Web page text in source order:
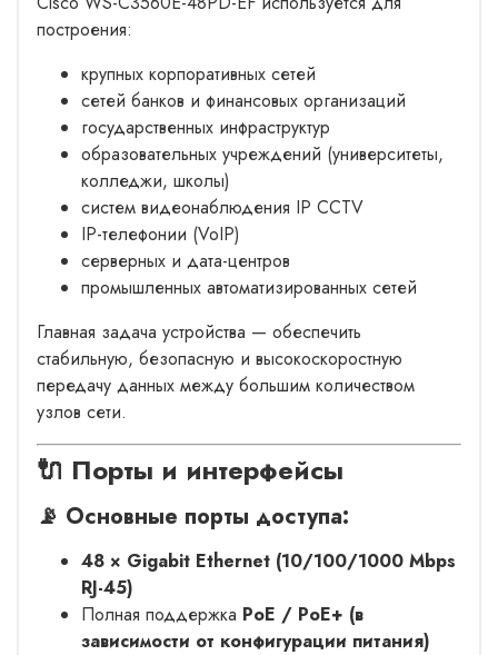
построения:
крупных корпоративных сетей
сетей банков и финансовых организаций
государственных инфраструктур
образовательных учреждений (университеты,
колледжи, школы)
систем видеонаблюдения IP CCTV
IP-телефонии (VoIP)
серверных и дата-центров
промышленных автоматизированных сетей
Главная задача устройства — обеспечить
стабильную, безопасную и высокоскоростную
передачу данных между большим количеством
узлов сети.
🔌 Порты и интерфейсы
📡 Основные порты доступа:
48 × Gigabit Ethernet (10/100/1000 Mbps
RJ-45)
Полная поддержка PoE / PoE+ (в
зависимости от конфигурации питания)